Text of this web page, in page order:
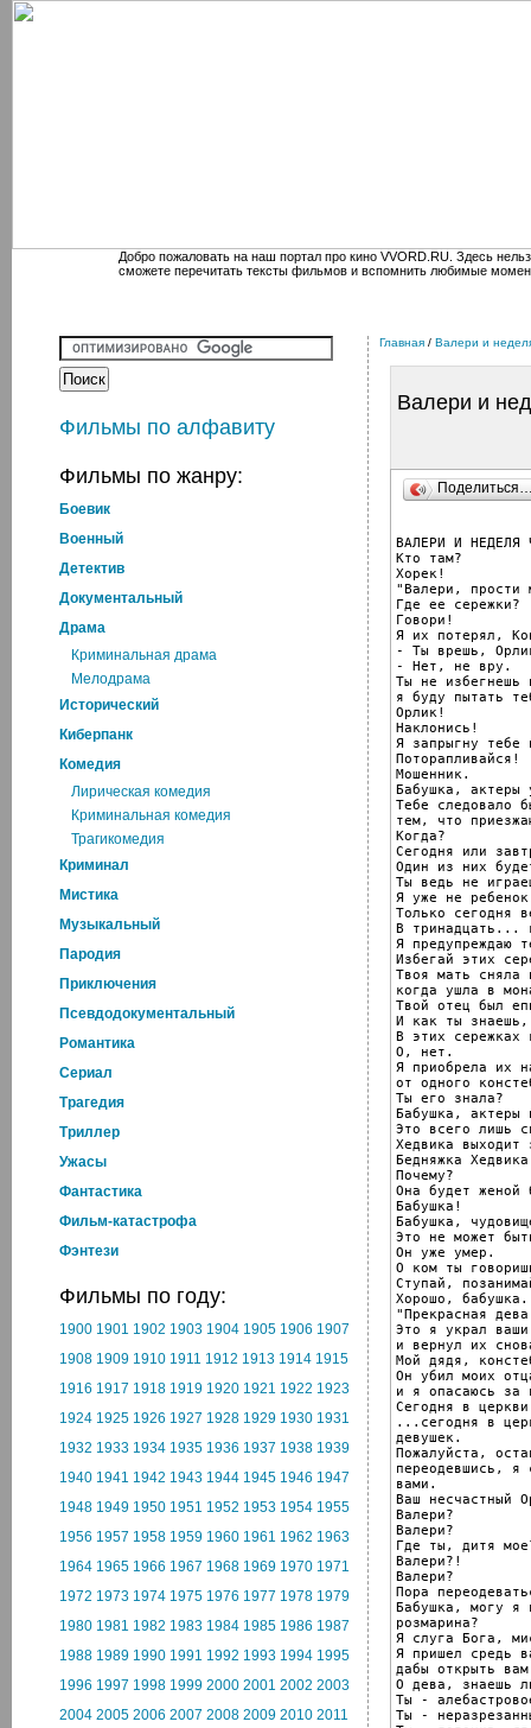
Добро пожаловать на наш портал про кино VVORD.RU. Здесь
сможете перечитать тексты фильмов и вспомнить любимые
Фильмы по алфавиту
Фильмы по жанру:
Боевик
Военный
Детектив
Документальный
Драма
Криминальная драма
Мелодрама
Исторический
Киберпанк
Комедия
Лирическая комедия
Криминальная комедия
Трагикомедия
Криминал
Мистика
Музыкальный
Пародия
Приключения
Псевдодокументальный
Романтика
Cериал
Трагедия
Триллер
Ужасы
Фантастика
Фильм-катастрофа
Фэнтези
Фильмы по году:
1900 1901 1902 1903 1904 1905 1906 1907
1908 1909 1910 1911 1912 1913 1914 1915
1916 1917 1918 1919 1920 1921 1922 1923
1924 1925 1926 1927 1928 1929 1930 1931
1932 1933 1934 1935 1936 1937 1938 1939
1940 1941 1942 1943 1944 1945 1946 1947
1948 1949 1950 1951 1952 1953 1954 1955
1956 1957 1958 1959 1960 1961 1962 1963
1964 1965 1966 1967 1968 1969 1970 1971
1972 1973 1974 1975 1976 1977 1978 1979
1980 1981 1982 1983 1984 1985 1986 1987
1988 1989 1990 1991 1992 1993 1994 1995
1996 1997 1998 1999 2000 2001 2002 2003
2004 2005 2006 2007 2008 2009 2010 2011
Главная / Валери и
Валери и
ВАЛЕРИ И НЕДЕЛЯ
Кто там?
Хорек!
"Валери, прости
Где ее сережки?
Говори!
Я их потерял,
- Ты врешь,
- Нет, не вру.
Ты не избегнешь
я буду пытать
Орлик!
Наклонись!
Я запрыгну тебе
Поторапливайся!
Мошенник.
Бабушка, актеры
Тебе следовало
тем, что
Когда?
Сегодня или
Один из них
Ты ведь не
Я уже не
Только сегодня
В тринадцать...
Я предупреждаю
Избегай этих
Твоя мать сняла
когда ушла в
Твой отец был
И как ты
В этих сережках
О, нет.
Я приобрела их
от одного
Ты его знала?
Бабушка, актеры
Это всего лишь
Хедвика выходит
Бедняжка
Почему?
Она будет женой
Бабушка!
Бабушка,
Это не может
Он уже умер.
О ком ты
Ступай,
Хорошо, бабушка.
"Прекрасная
Это я украл ваши
и вернул их
Мой дядя,
Он убил моих
и я опасаюсь за
Сегодня в
...сегодня в
девушек.
Пожалуйста,
переодевшись, я
вами.
Ваш несчастный
Валери?
Валери?
Где ты, дитя
Валери?!
Валери?
Пора
Бабушка, могу я
розмарина?
Я слуга Бога,
Я пришел средь
дабы открыть
О дева, знаешь
Ты -
Ты -